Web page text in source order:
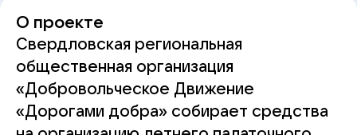
О проекте
Свердловская региональная
общественная организация
«Добровольческое Движение
«Дорогами добра» собирает средства